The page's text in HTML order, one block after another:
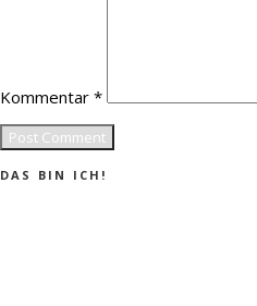
Kommentar *
DAS BIN ICH!